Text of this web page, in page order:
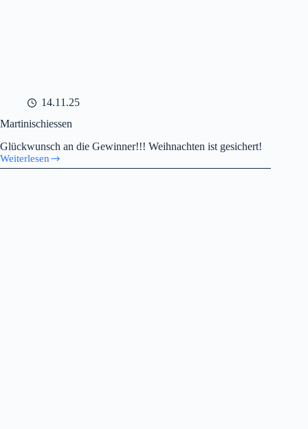
14.11.25
Martinischiessen
Glückwunsch an die Gewinner!!! Weihnachten ist gesichert!
Weiterlesen
Martinischiessen